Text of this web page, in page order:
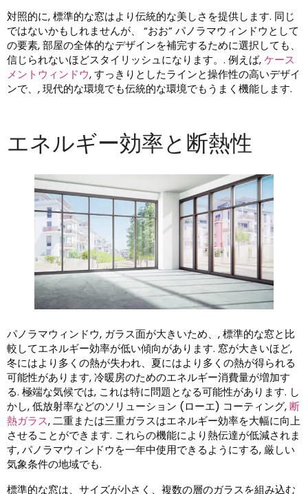
対照的に, 標準的な窓はより伝統的な美しさを提供します. 同じ
ではないかもしれませんが、 “おお” パノラマウィンドウとして
の要素, 部屋の全体的なデザインを補完するために選択しても、
信じられないほどスタイリッシュになります。. 例えば,ケース
メントウィンドウ, すっきりとしたラインと操作性の高いデザイ
ンで、, 現代的な環境でも伝統的な環境でもうまく機能します.
エネルギー効率と断熱性
パノラマウィンドウ, ガラス面が大きいため、, 標準的な窓と比
較してエネルギー効率が低い傾向があります. 窓が大きいほど,
冬にはより多くの熱が失われ、夏にはより多くの熱が得られる
可能性があります, 冷暖房のためのエネルギー消費量が増加す
る. 極端な気候では, これは特に問題となる可能性があります. し
かし, 低放射率などのソリューション (ローエ) コーティング,断
熱ガラス, 二重または三重ガラスはエネルギー効率を大幅に向上
させることができます. これらの機能により熱伝達が低減されま
す, パノラマウィンドウを一年中使用できるようにする, 厳しい
気象条件の地域でも.
標準的な窓は、サイズが小さく、複数の層のガラスを組み込む